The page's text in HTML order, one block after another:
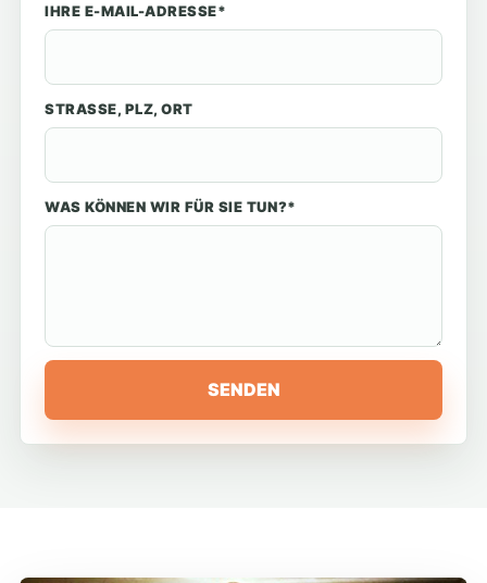
IHRE E-MAIL-ADRESSE*
STRASSE, PLZ, ORT
WAS KÖNNEN WIR FÜR SIE TUN?*
SENDEN